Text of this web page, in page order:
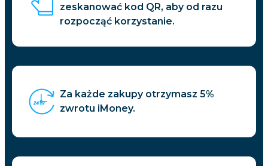
zeskanować kod QR, aby od razu
rozpocząć korzystanie.
Za każde zakupy otrzymasz 5%
zwrotu iMoney.